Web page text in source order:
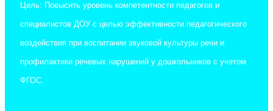
Цель: Повысить уровень компетентности педагогов и
специалистов ДОУ с целью эффективности педагогического
воздействия при воспитании звуковой культуры речи и
профилактики речевых нарушений у дошкольников с учетом
ФГОС.